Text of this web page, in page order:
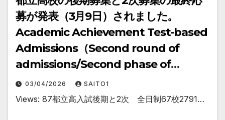
募が発表（3月9日）されました。
Academic Achievement Test-based
Admissions（Second round of
admissions/Second phase of
application ）
03/04/2026 SAITO1
Views: 87都立高入試後期と2次 全日制67校2791…